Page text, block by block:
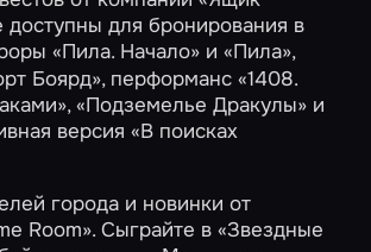
для бронирования в
«Пила. Начало»и «Пила»,
Боярд», перформанс«1408.
,«Подземелье Дракулы» и
версия«В поисках
города и новинки от
Room». Сыграйте в«Звездные